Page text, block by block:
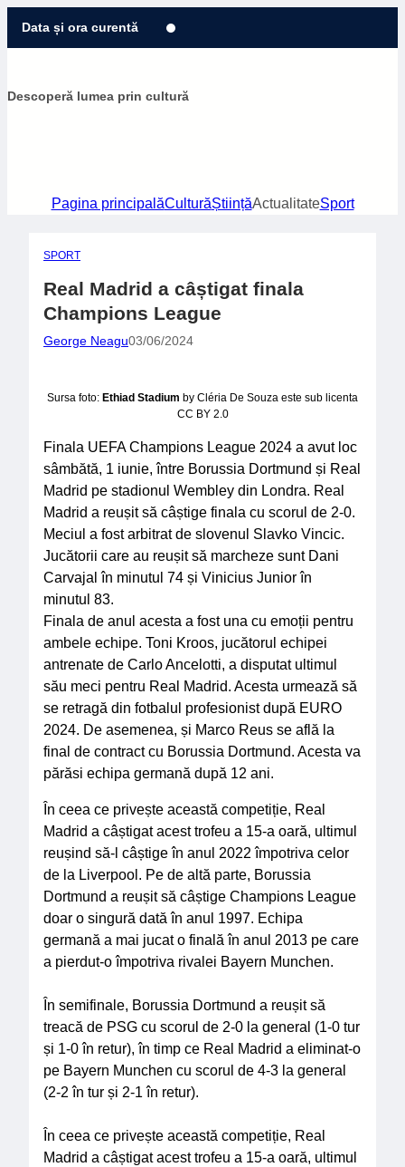
Data și ora curentă
Descoperă lumea prin cultură
Pagina principalăCulturăȘtiințăActualitateSport
SPORT
Real Madrid a câștigat finala
Champions League
George Neagu03/06/2024
Sursa foto: Ethiad Stadium by Cléria De Souza este sub licenta
CC BY 2.0
Finala UEFA Champions League 2024 a avut loc
sâmbătă, 1 iunie, între Borussia Dortmund și Real
Madrid pe stadionul Wembley din Londra. Real
Madrid a reușit să câștige finala cu scorul de 2-0.
Meciul a fost arbitrat de slovenul Slavko Vincic.
Jucătorii care au reușit să marcheze sunt Dani
Carvajal în minutul 74 și Vinicius Junior în
minutul 83.
Finala de anul acesta a fost una cu emoții pentru
ambele echipe. Toni Kroos, jucătorul echipei
antrenate de Carlo Ancelotti, a disputat ultimul
său meci pentru Real Madrid. Acesta urmează să
se retragă din fotbalul profesionist după EURO
2024. De asemenea, și Marco Reus se află la
final de contract cu Borussia Dortmund. Acesta va
părăsi echipa germană după 12 ani.
În ceea ce privește această competiție, Real
Madrid a câștigat acest trofeu a 15-a oară, ultimul
reușind să-l câștige în anul 2022 împotriva celor
de la Liverpool. Pe de altă parte, Borussia
Dortmund a reușit să câștige Champions League
doar o singură dată în anul 1997. Echipa
germană a mai jucat o finală în anul 2013 pe care
a pierdut-o împotriva rivalei Bayern Munchen.
În semifinale, Borussia Dortmund a reușit să
treacă de PSG cu scorul de 2-0 la general (1-0 tur
și 1-0 în retur), în timp ce Real Madrid a eliminat-o
pe Bayern Munchen cu scorul de 4-3 la general
(2-2 în tur și 2-1 în retur).
În ceea ce privește această competiție, Real
Madrid a câștigat acest trofeu a 15-a oară, ultimul